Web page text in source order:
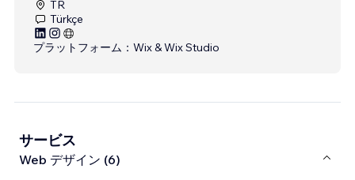
TR
Türkçe
プラットフォーム： Wix & Wix Studio
サービス
Web デザイン (6)